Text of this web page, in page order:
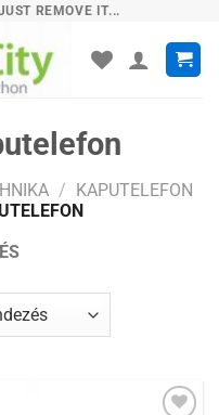
REMOVE IT...
/
KAPUTELEFON